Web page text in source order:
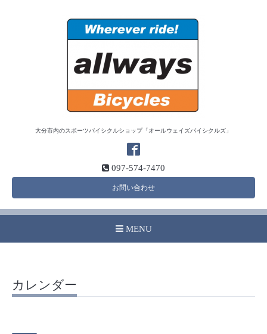
大分市内のスポーツバイシクルショップ「オールウェイズバイシクルズ」
097-574-7470
お問い合わせ
MENU
カレンダー